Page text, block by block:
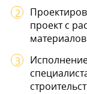
проект с